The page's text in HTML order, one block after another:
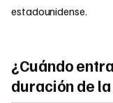
estadounidense.
¿Cuándo
duración de